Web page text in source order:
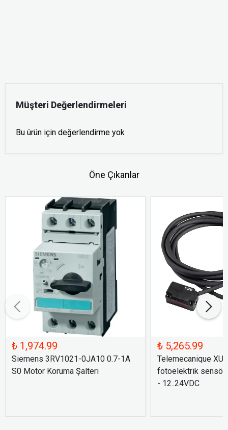
Müşteri Değerlendirmeleri
Bu ürün için değerlendirme yok
Öne Çıkanlar
₺ 1,974.99
Siemens 3RV1021-0JA10 0.7-1A
S0 Motor Koruma Şalteri
₺ 5,265.99
Telemecanique
fotoelektrik sensör
- 12..24VDC